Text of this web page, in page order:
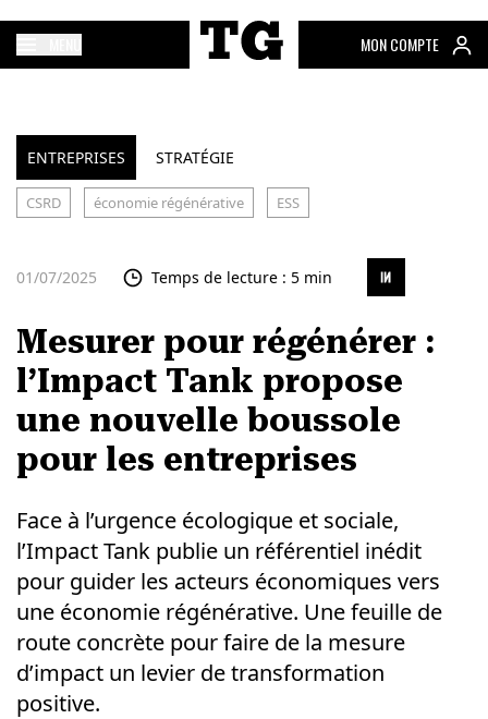
MON COMPTE
ENTREPRISES STRATÉGIE
CSRD économie régénérative ESS
01/07/2025 Temps de lecture : 5 min
Mesurer pour régénérer :
l’Impact Tank propose
une nouvelle boussole
pour les entreprises
Face à l’urgence écologique et sociale,
l’Impact Tank publie un référentiel inédit
pour guider les acteurs économiques vers
une économie régénérative. Une feuille de
route concrète pour faire de la mesure
d’impact un levier de transformation
positive.